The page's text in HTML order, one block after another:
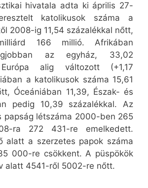
hivatala adta ki április 27-
katolikusok száma a
2008-ig 11,54 százalékkal nőtt,
166 millió. Afrikában
az egyház, 33,02
Európa alig változott (+1,17
a katolikusok száma 15,61
Óceániában 11,39, Észak- és
pedig 10,39 százalékkal. Az
papság létszáma 2000-ben 265
ra 272 431-re emelkedett.
alatt a szerzetes papok száma
000-re csökkent. A püspökök
alatt 4541-ről 5002-re nőtt.